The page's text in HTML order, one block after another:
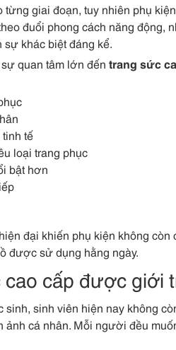
giai đoạn, tuy nhiên phụ
đuổi phong cách năng động,
khác biệt đáng kể.
quan tâm lớn đến trang sức
tế
loại trang phục
bật hơn
đại khiến phụ kiện không
được sử dụng hằng ngày.
cấp được giới
sinh viên hiện nay không
ảnh cá nhân. Mỗi người đều